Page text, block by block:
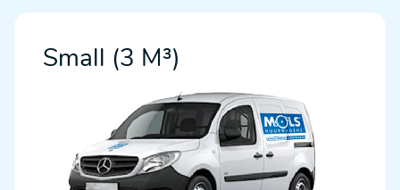
Small (3 M³)